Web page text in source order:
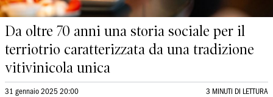
Da oltre 70 anni una storia sociale per il
terriotrio caratterizzata da una tradizione
vitivinicola unica
31 gennaio 2025 20:00 3 MINUTI DI LETTURA